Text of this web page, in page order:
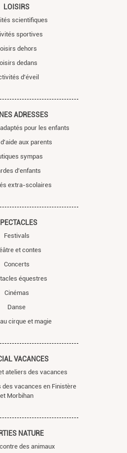
LOISIRS
scientifiques
sportives
dehors
dedans
d'éveil
ADRESSES
pour les enfants
aux parents
sympas
d'enfants
extra-scolaires
Festivals
et contes
Concerts
équestres
Cinémas
Danse
cirque et magie
VACANCES
ateliers des vacances
des vacances en Finistère
et Morbihan
NATURE
des animaux